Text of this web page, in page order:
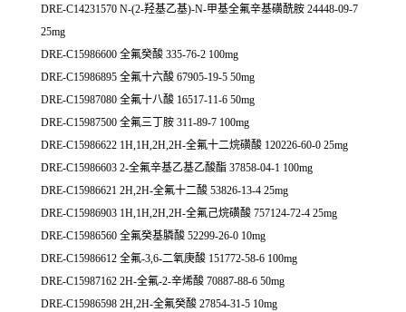
DRE-C14231570 N-(2-羟基乙基)-N-甲基全氟辛基磺酰胺 24448-09-7
25mg
DRE-C15986600 全氟癸酸 335-76-2 100mg
DRE-C15986895 全氟十六酸 67905-19-5 50mg
DRE-C15987080 全氟十八酸 16517-11-6 50mg
DRE-C15987500 全氟三丁胺 311-89-7 100mg
DRE-C15986622 1H,1H,2H,2H-全氟十二烷磺酸 120226-60-0 25mg
DRE-C15986603 2-全氟辛基乙基乙酸酯 37858-04-1 100mg
DRE-C15986621 2H,2H-全氟十二酸 53826-13-4 25mg
DRE-C15986903 1H,1H,2H,2H-全氟己烷磺酸 757124-72-4 25mg
DRE-C15986560 全氟癸基膦酸 52299-26-0 10mg
DRE-C15986612 全氟-3,6-二氧庚酸 151772-58-6 100mg
DRE-C15987162 2H-全氟-2-辛烯酸 70887-88-6 50mg
DRE-C15986598 2H,2H-全氟癸酸 27854-31-5 10mg